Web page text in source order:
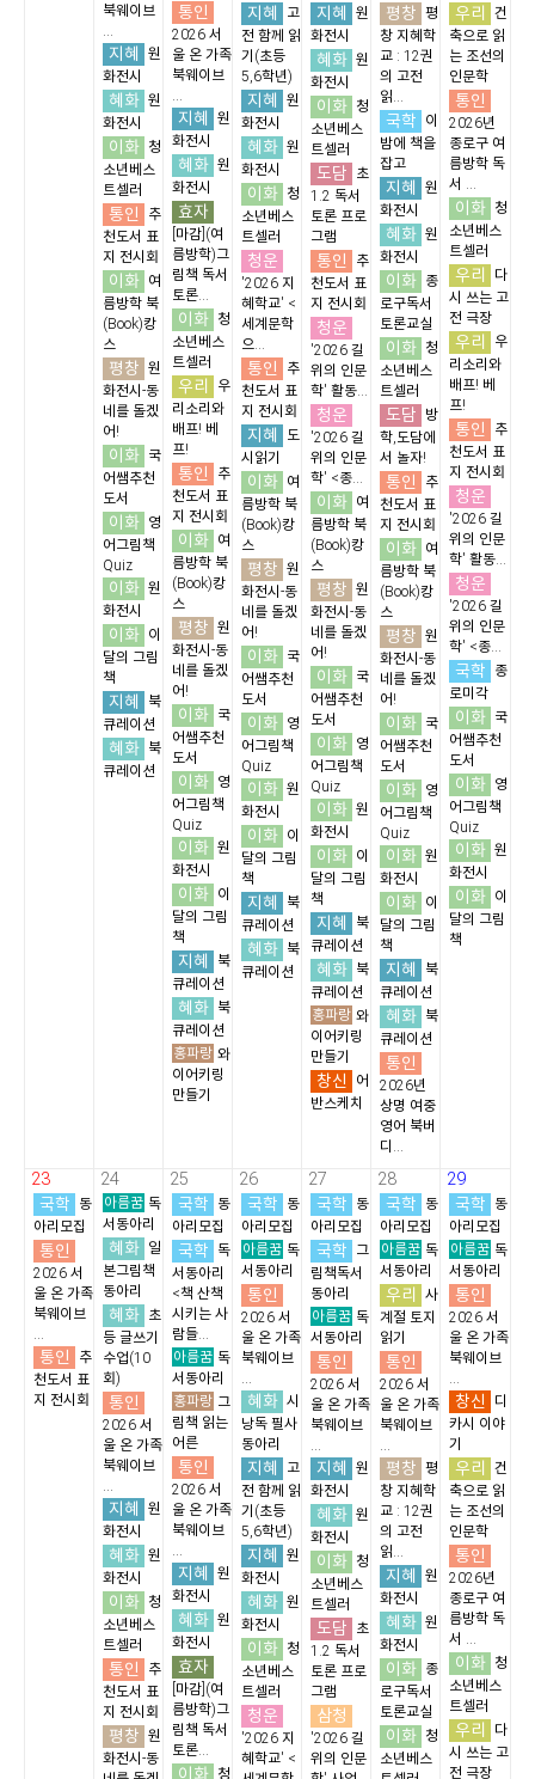
북웨이브
...
지혜
원
화전시
혜화 원
화전시
이화
청
소년베스
트셀러
통인
추
천도서 표
지 전시회
이화
여
름방학 북
(Book)캉
스
평창 원
화전시-동
네를 돌겠
어!
이화
국
어쌤추천
도서
이화
영
어그림책
Quiz
이화 원
화전시
이화
이
달의 그림
책
지혜
북
큐레이션
혜화
북
큐레이션
통인
2026 서
울 온 가족
북웨이브
...
지혜
원
화전시
혜화 원
화전시
효자
[마감](여
름방학)그
림책 독서
토론...
이화
청
소년베스
트셀러
우리
우
리소리와
배프! 베
프!
통인
추
천도서 표
지 전시회
이화
여
름방학 북
(Book)캉
스
평창 원
화전시-동
네를 돌겠
어!
이화
국
어쌤추천
도서
이화
영
어그림책
Quiz
이화 원
화전시
이화
이
달의 그림
책
지혜
북
큐레이션
혜화
북
큐레이션
홍파랑 와
이어키링
만들기
지혜
고
전 함께 읽
기(초등
5,6학년)
지혜
원
화전시
혜화 원
화전시
이화
청
소년베스
트셀러
청운
'2026 지
혜학교' <
세계문학
으...
통인
추
천도서 표
지 전시회
지혜
도
시읽기
이화
여
름방학 북
(Book)캉
스
평창 원
화전시-동
네를 돌겠
어!
이화
국
어쌤추천
도서
이화
영
어그림책
Quiz
이화 원
화전시
이화
이
달의 그림
책
지혜
북
큐레이션
혜화
북
큐레이션
지혜
원
화전시
혜화 원
화전시
이화
청
소년베스
트셀러
도담
초
1.2 독서
토론 프로
그램
통인
추
천도서 표
지 전시회
청운
'2026 길
위의 인문
학' 활동...
청운
'2026 길
위의 인문
학' <종...
이화
여
름방학 북
(Book)캉
스
평창 원
화전시-동
네를 돌겠
어!
이화
국
어쌤추천
도서
이화
영
어그림책
Quiz
이화 원
화전시
이화
이
달의 그림
책
지혜
북
큐레이션
혜화
북
큐레이션
홍파랑 와
이어키링
만들기
창신
어
반스케치
평창 평
창 지혜학
교 : 12권
의 고전
읽...
국학
이
밤에 책을
잡고
지혜
원
화전시
혜화 원
화전시
이화
종
로구독서
토론교실
이화
청
소년베스
트셀러
도담
방
학,도담에
서 놀자!
통인
추
천도서 표
지 전시회
이화
여
름방학 북
(Book)캉
스
평창 원
화전시-동
네를 돌겠
어!
이화
국
어쌤추천
도서
이화
영
어그림책
Quiz
이화 원
화전시
이화
이
달의 그림
책
지혜
북
큐레이션
혜화
북
큐레이션
통인
2026년
상명 여중
영어 북버
디...
우리
건
축으로 읽
는 조선의
인문학
통인
2026년
종로구 여
름방학 독
서 ...
이화
청
소년베스
트셀러
우리
다
시 쓰는 고
전 극장
우리
우
리소리와
배프! 베
프!
통인
추
천도서 표
지 전시회
청운
'2026 길
위의 인문
학' 활동...
청운
'2026 길
위의 인문
학' <종...
국학
종
로미각
이화
국
어쌤추천
도서
이화
영
어그림책
Quiz
이화 원
화전시
이화
이
달의 그림
책
23
국학
동
아리모집
통인
2026 서
울 온 가족
북웨이브
...
통인
추
천도서 표
지 전시회
24
아름꿈 독
서동아리
혜화
일
본그림책
동아리
혜화
초
등 글쓰기
수업(10
회)
통인
2026 서
울 온 가족
북웨이브
...
지혜
원
화전시
혜화 원
화전시
이화
청
소년베스
트셀러
통인
추
천도서 표
지 전시회
평창 원
화전시-동
25
국학
동
아리모집
국학
독
서동아리
<책 산책
시키는 사
람들...
아름꿈 독
서동아리
홍파랑 그
림책 읽는
어른
통인
2026 서
울 온 가족
북웨이브
...
지혜
원
화전시
혜화 원
화전시
효자
[마감](여
름방학)그
림책 독서
토론...
이화 청
26
국학
동
아리모집
아름꿈 독
서동아리
통인
2026 서
울 온 가족
북웨이브
...
혜화 시
낭독 필사
동아리
지혜
고
전 함께 읽
기(초등
5,6학년)
지혜
원
화전시
혜화 원
화전시
이화
청
소년베스
트셀러
청운
'2026 지
혜학교' <
27
국학
동
아리모집
국학
그
림책독서
동아리
아름꿈 독
서동아리
통인
2026 서
울 온 가족
북웨이브
...
지혜
원
화전시
혜화 원
화전시
이화
청
소년베스
트셀러
도담
초
1.2 독서
토론 프로
그램
삼청
'2026 길
위의 인문
28
국학
동
아리모집
아름꿈 독
서동아리
우리
사
계절 토지
읽기
통인
2026 서
울 온 가족
북웨이브
...
평창 평
창 지혜학
교 : 12권
의 고전
읽...
지혜
원
화전시
혜화 원
화전시
이화
종
로구독서
토론교실
이화
청
소년베스
29
국학
동
아리모집
아름꿈 독
서동아리
통인
2026 서
울 온 가족
북웨이브
...
창신
디
카시 이야
기
우리
건
축으로 읽
는 조선의
인문학
통인
2026년
종로구 여
름방학 독
서 ...
이화
청
소년베스
트셀러
우리
다
시 쓰는 고
전 극장